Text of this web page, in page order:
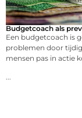
Budgetcoach als
Een budgetcoach is
problemen door
mensen pas in actie
...